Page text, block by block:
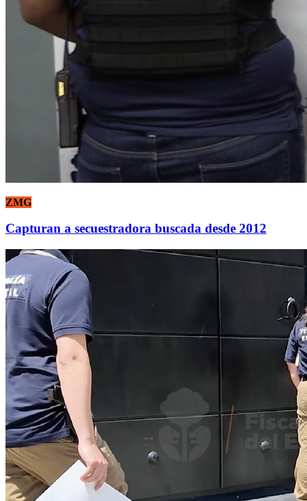
ZMG
Capturan a secuestradora buscada desde 2012